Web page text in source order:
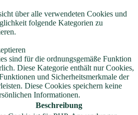
über alle verwendeten Cookies und
folgende Kategorien zu
sind für die ordnungsgemäße Funktion
Diese Kategorie enthält nur Cookies,
und Sicherheitsmerkmale der
Diese Cookies speichern keine
Informationen.
Beschreibung